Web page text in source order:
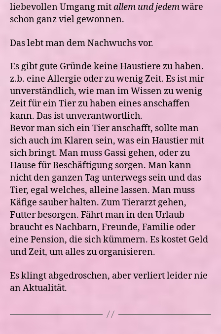
liebevollen Umgang mitallem und jedemwäre
schon ganz viel gewonnen.
Das lebt man dem Nachwuchs vor.
Es gibt gute Gründe keine Haustiere zu haben.
z.b. eine Allergie oder zu wenig Zeit. Es ist mir
unverständlich, wie man im Wissen zu wenig
Zeit für ein Tier zu haben eines anschaffen
kann. Das ist unverantwortlich.
Bevor man sich ein Tier anschafft, sollte man
sich auch im Klaren sein, was ein Haustier mit
sich bringt. Man muss Gassi gehen, oder zu
Hause für Beschäftigung sorgen. Man kann
nicht den ganzen Tag unterwegs sein und das
Tier, egal welches, alleine lassen. Man muss
Käfige sauber halten. Zum Tierarzt gehen,
Futter besorgen. Fährt man in den Urlaub
braucht es Nachbarn, Freunde, Familie oder
eine Pension, die sich kümmern. Es kostet Geld
und Zeit, um alles zu organisieren.
Es klingt abgedroschen, aber verliert leider nie
an Aktualität.